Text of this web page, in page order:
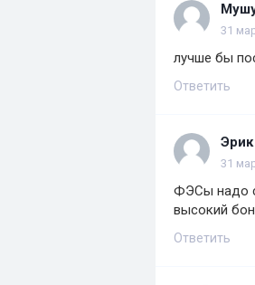
31
лучше бы
Ответить
Эрик
31
ФЭСы надо
высокий
Ответить